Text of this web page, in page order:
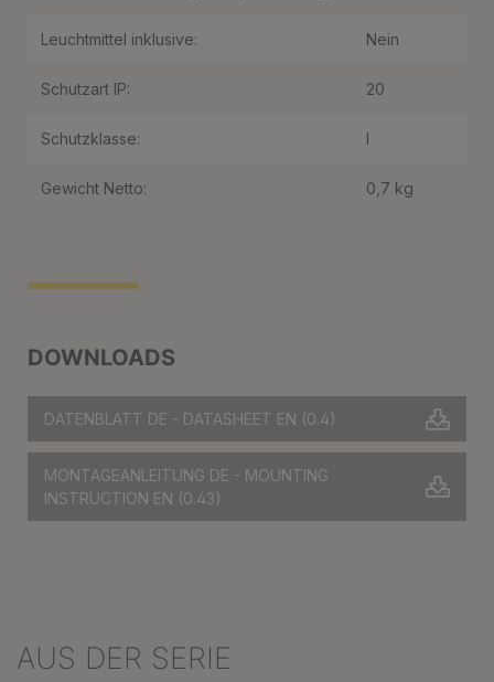
DOWNLOADS
DATENBLATT DE - DATASHEET EN (0.4)
MONTAGEANLEITUNG DE - MOUNTING
INSTRUCTION EN (0.43)
Leuchtmittel inklusive: Nein
Schutzart IP: 20
Schutzklasse: I
Gewicht Netto: 0,7 kg
Produktgalerie überspringen
AUS DER SERIE